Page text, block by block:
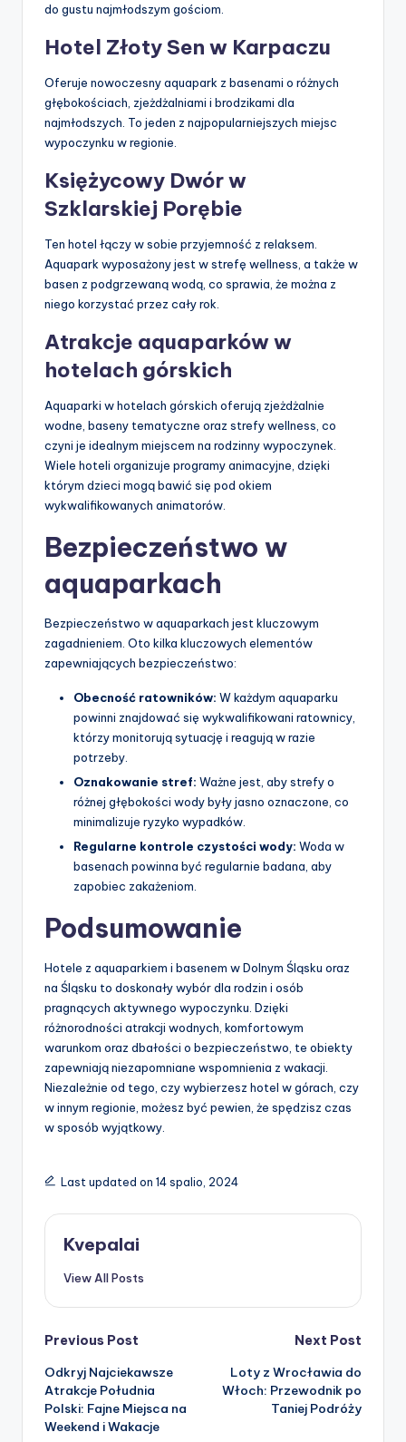
do gustu najmłodszym gościom.
Hotel Złoty Sen w Karpaczu
Oferuje nowoczesny aquapark z basenami o różnych
głębokościach, zjeżdżalniami i brodzikami dla
najmłodszych. To jeden z najpopularniejszych miejsc
wypoczynku w regionie.
Księżycowy Dwór w
Szklarskiej Porębie
Ten hotel łączy w sobie przyjemność z relaksem.
Aquapark wyposażony jest w strefę wellness, a także w
basen z podgrzewaną wodą, co sprawia, że można z
niego korzystać przez cały rok.
Atrakcje aquaparków w
hotelach górskich
Aquaparki w hotelach górskich oferują zjeżdżalnie
wodne, baseny tematyczne oraz strefy wellness, co
czyni je idealnym miejscem na rodzinny wypoczynek.
Wiele hoteli organizuje programy animacyjne, dzięki
którym dzieci mogą bawić się pod okiem
wykwalifikowanych animatorów.
Bezpieczeństwo w
aquaparkach
Bezpieczeństwo w aquaparkach jest kluczowym
zagadnieniem. Oto kilka kluczowych elementów
zapewniających bezpieczeństwo:
Obecność ratowników: W każdym aquaparku
powinni znajdować się wykwalifikowani ratownicy,
którzy monitorują sytuację i reagują w razie
potrzeby.
Oznakowanie stref: Ważne jest, aby strefy o
różnej głębokości wody były jasno oznaczone, co
minimalizuje ryzyko wypadków.
Regularne kontrole czystości wody: Woda w
basenach powinna być regularnie badana, aby
zapobiec zakażeniom.
Podsumowanie
Hotele z aquaparkiem i basenem w Dolnym Śląsku oraz
na Śląsku to doskonały wybór dla rodzin i osób
pragnących aktywnego wypoczynku. Dzięki
różnorodności atrakcji wodnych, komfortowym
warunkom oraz dbałości o bezpieczeństwo, te obiekty
zapewniają niezapomniane wspomnienia z wakacji.
Niezależnie od tego, czy wybierzesz hotel w górach, czy
w innym regionie, możesz być pewien, że spędzisz czas
w sposób wyjątkowy.
Last updated on 14 spalio, 2024
Kvepalai
View All Posts
Post
navigation
Previous Post
Odkryj Najciekawsze
Atrakcje Południa
Polski: Fajne Miejsca na
Weekend i Wakacje
Next Post
Loty z Wrocławia do
Włoch: Przewodnik po
Taniej Podróży